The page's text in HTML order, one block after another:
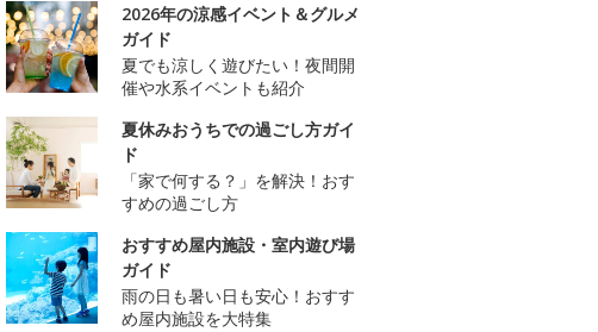
2026年の涼感イベント＆グルメ
ガイド
夏でも涼しく遊びたい！夜間開
催や水系イベントも紹介
夏休みおうちでの過ごし方ガイ
ド
「家で何する？」を解決！おす
すめの過ごし方
おすすめ屋内施設・室内遊び場
ガイド
雨の日も暑い日も安心！おすす
め屋内施設を大特集